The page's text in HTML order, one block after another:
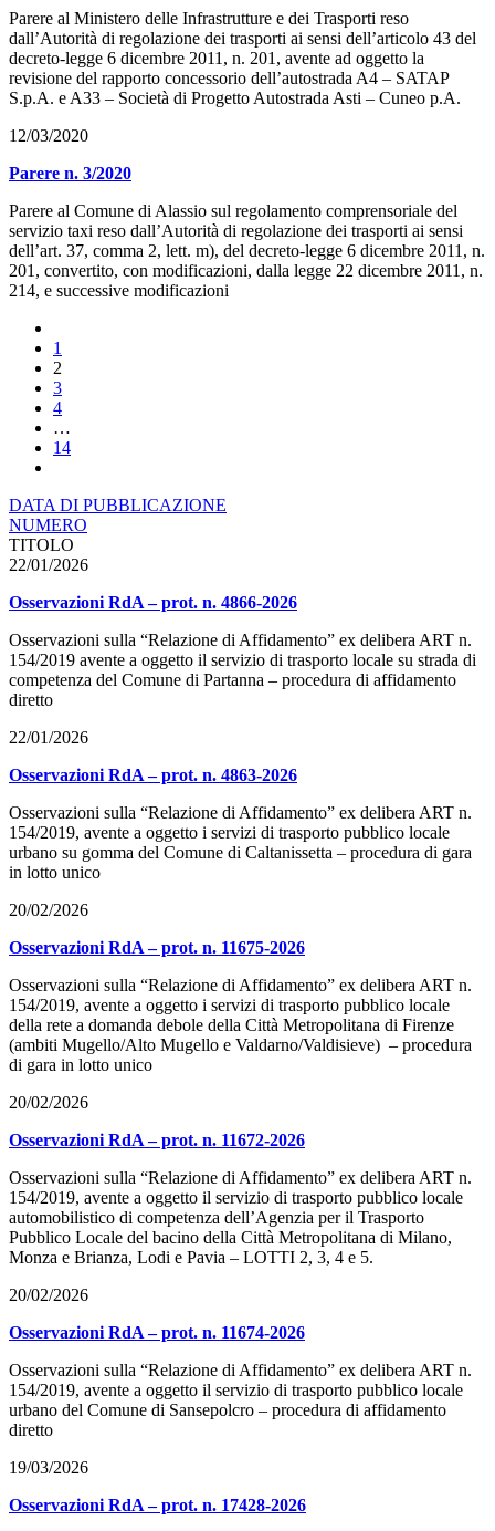
Parere al Ministero delle Infrastrutture e dei Trasporti reso
dall’Autorità di regolazione dei trasporti ai sensi dell’articolo 43 del
decreto-legge 6 dicembre 2011, n. 201, avente ad oggetto la
revisione del rapporto concessorio dell’autostrada A4 – SATAP
S.p.A. e A33 – Società di Progetto Autostrada Asti – Cuneo p.A.
12/03/2020
Parere n. 3/2020
Parere al Comune di Alassio sul regolamento comprensoriale del
servizio taxi reso dall’Autorità di regolazione dei trasporti ai sensi
dell’art. 37, comma 2, lett. m), del decreto-legge 6 dicembre 2011, n.
201, convertito, con modificazioni, dalla legge 22 dicembre 2011, n.
214, e successive modificazioni
1
2
3
4
…
14
DATA DI PUBBLICAZIONE
NUMERO
TITOLO
22/01/2026
Osservazioni RdA – prot. n. 4866-2026
Osservazioni sulla “Relazione di Affidamento” ex delibera ART n.
154/2019 avente a oggetto il servizio di trasporto locale su strada di
competenza del Comune di Partanna – procedura di affidamento
diretto
22/01/2026
Osservazioni RdA – prot. n. 4863-2026
Osservazioni sulla “Relazione di Affidamento” ex delibera ART n.
154/2019, avente a oggetto i servizi di trasporto pubblico locale
urbano su gomma del Comune di Caltanissetta – procedura di gara
in lotto unico
20/02/2026
Osservazioni RdA – prot. n. 11675-2026
Osservazioni sulla “Relazione di Affidamento” ex delibera ART n.
154/2019, avente a oggetto i servizi di trasporto pubblico locale
della rete a domanda debole della Città Metropolitana di Firenze
(ambiti Mugello/Alto Mugello e Valdarno/Valdisieve) – procedura
di gara in lotto unico
20/02/2026
Osservazioni RdA – prot. n. 11672-2026
Osservazioni sulla “Relazione di Affidamento” ex delibera ART n.
154/2019, avente a oggetto il servizio di trasporto pubblico locale
automobilistico di competenza dell’Agenzia per il Trasporto
Pubblico Locale del bacino della Città Metropolitana di Milano,
Monza e Brianza, Lodi e Pavia – LOTTI 2, 3, 4 e 5.
20/02/2026
Osservazioni RdA – prot. n. 11674-2026
Osservazioni sulla “Relazione di Affidamento” ex delibera ART n.
154/2019, avente a oggetto il servizio di trasporto pubblico locale
urbano del Comune di Sansepolcro – procedura di affidamento
diretto
19/03/2026
Osservazioni RdA – prot. n. 17428-2026